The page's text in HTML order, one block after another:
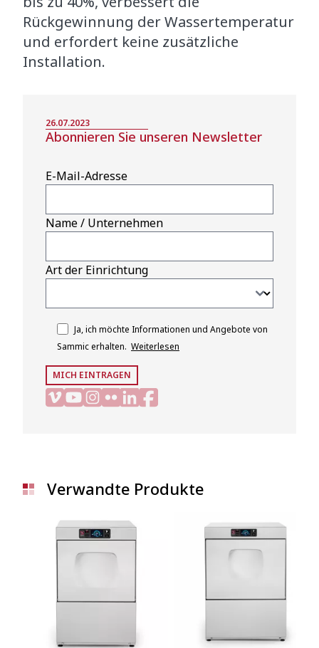
Rückgewinnung der Wassertemperatur
und erfordert keine zusätzliche
Installation.
26.07.2023
Abonnieren Sie unseren Newsletter
E-Mail-Adresse
Name / Unternehmen
Art der Einrichtung
Ja, ich möchte Informationen und Angebote von
Sammic erhalten. Weiterlesen
MICH EINTRAGEN
Verwandte Produkte